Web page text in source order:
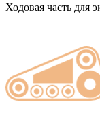
Ходовая часть для